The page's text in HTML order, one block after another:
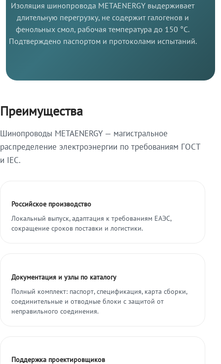
Изоляция шинопровода METAENERGY выдерживает
длительную перегрузку, не содержит галогенов и
фенольных смол, рабочая температура до 150 °C.
Подтверждено паспортом и протоколами испытаний.
Преимущества
Шинопроводы METAENERGY — магистральное
распределение электроэнергии по требованиям ГОСТ
и IEC.
Российское производство
Локальный выпуск, адаптация к требованиям ЕАЭС,
сокращение сроков поставки и логистики.
Документация и узлы по каталогу
Полный комплект: паспорт, спецификация, карта сборки,
соединительные и отводные блоки с защитой от
неправильного соединения.
Поддержка проектировщиков